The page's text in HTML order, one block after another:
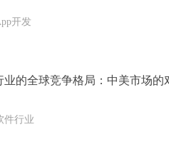
开发
业的全球竞争格局：中美市场的
件行业